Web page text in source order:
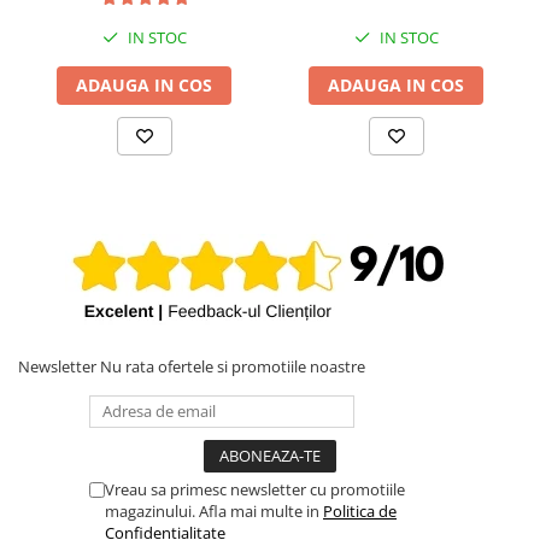
iPhone 8 Plus
iPhone 8
iPhone 7 Plus
iPhone 6s Plus
iPhone SE 2022 3rd
iPhone 6 Plus
Baterie iPhone
Housing iPhone
IN STOC
ADAUGA IN COS
IN STOC
ADAUGA IN COS
Newsletter Nu rata ofertele si promotiile noastre
Vreau sa primesc newsletter cu promotiile
magazinului. Afla mai multe in Politica de
Confidentialitate